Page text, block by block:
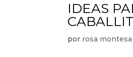
IDEAS
por rosa montesa